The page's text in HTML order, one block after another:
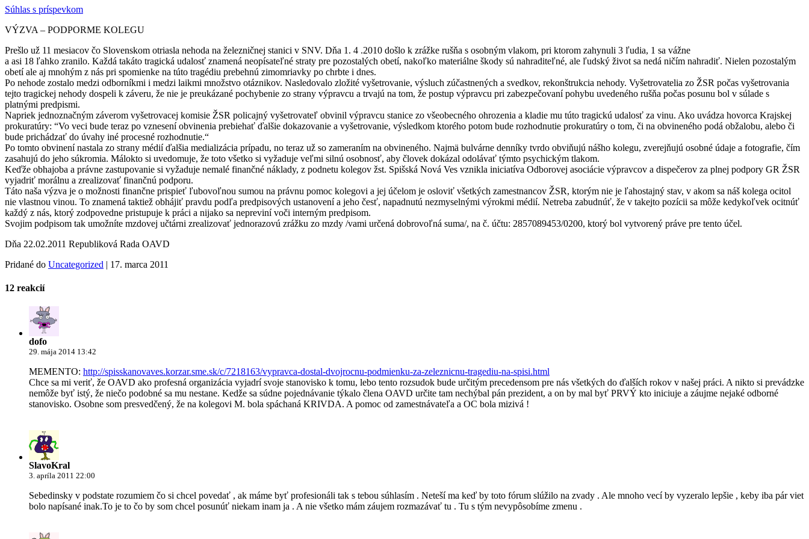
Súhlas s príspevkom
VÝZVA – PODPORME KOLEGU
Prešlo už 11 mesiacov čo Slovenskom otriasla nehoda na železničnej stanici v SNV. Dňa 1. 4 .2010 došlo k zrážke rušňa s osobným vlakom, pri ktorom zahynuli 3 ľudia, 1 sa vážne
a asi 18 ľahko zranilo. Každá takáto tragická udalosť znamená neopísateľné straty pre pozostalých obetí, nakoľko materiálne škody sú nahraditeľné, ale ľudský život sa nedá ničím nahradiť. Nielen pozostalým
obetí ale aj mnohým z nás pri spomienke na túto tragédiu prebehnú zimomriavky po chrbte i dnes.
Po nehode zostalo medzi odborníkmi i medzi laikmi množstvo otáznikov. Nasledovalo zložité vyšetrovanie, výsluch zúčastnených a svedkov, rekonštrukcia nehody. Vyšetrovatelia zo ŽSR počas vyšetrovania
tejto tragickej nehody dospeli k záveru, že nie je preukázané pochybenie zo strany výpravcu a trvajú na tom, že postup výpravcu pri zabezpečovaní pohybu uvedeného rušňa počas posunu bol v súlade s
platnými predpismi.
Napriek jednoznačným záverom vyšetrovacej komisie ŽSR policajný vyšetrovateľ obvinil výpravcu stanice zo všeobecného ohrozenia a kladie mu túto tragickú udalosť za vinu. Ako uvádza hovorca Krajskej
prokuratúry: “Vo veci bude teraz po vznesení obvinenia prebiehať ďalšie dokazovanie a vyšetrovanie, výsledkom ktorého potom bude rozhodnutie prokuratúry o tom, či na obvineného podá obžalobu, alebo či
bude prichádzať do úvahy iné procesné rozhodnutie.“
Po tomto obvinení nastala zo strany médií ďalšia medializácia prípadu, no teraz už so zameraním na obvineného. Najmä bulvárne denníky tvrdo obviňujú nášho kolegu, zverejňujú osobné údaje a fotografie, čím
zasahujú do jeho súkromia. Málokto si uvedomuje, že toto všetko si vyžaduje veľmi silnú osobnosť, aby človek dokázal odolávať týmto psychickým tlakom.
Keďže obhajoba a právne zastupovanie si vyžaduje nemalé finančné náklady, z podnetu kolegov žst. Spišská Nová Ves vznikla iniciatíva Odborovej asociácie výpravcov a dispečerov za plnej podpory GR ŽSR
vyjadriť morálnu a zrealizovať finančnú podporu.
Táto naša výzva je o možnosti finančne prispieť ľubovoľnou sumou na právnu pomoc kolegovi a jej účelom je osloviť všetkých zamestnancov ŽSR, ktorým nie je ľahostajný stav, v akom sa náš kolega ocitol
nie vlastnou vinou. To znamená taktiež obhájiť pravdu podľa predpisových ustanovení a jeho česť, napadnutú nezmyselnými výrokmi médií. Netreba zabudnúť, že v takejto pozícii sa môže kedykoľvek ocitnúť
každý z nás, ktorý zodpovedne pristupuje k práci a nijako sa nepreviní voči interným predpisom.
Svojim podpisom tak umožníte mzdovej učtárni zrealizovať jednorazovú zrážku zo mzdy /vami určená dobrovoľná suma/, na č. účtu: 2857089453/0200, ktorý bol vytvorený práve pre tento účel.
Dňa 22.02.2011 Republiková Rada OAVD
Pridané do Uncategorized | 17. marca 2011
12 reakcií
dofo
29. mája 2014 13:42
MEMENTO: http://spisskanovaves.korzar.sme.sk/c/7218163/vypravca-dostal-dvojrocnu-podmienku-za-zeleznicnu-tragediu-na-spisi.html
Chce sa mi veriť, že OAVD ako profesná organizácia vyjadrí svoje stanovisko k tomu, lebo tento rozsudok bude určitým precedensom pre nás všetkých do ďalších rokov v našej práci. A nikto si prevádzke
nemôže byť istý, že niečo podobné sa mu nestane. Kedže sa súdne pojednávanie týkalo člena OAVD určite tam nechýbal pán prezident, a on by mal byť PRVÝ kto iniciuje a záujme nejaké odborné
stanovisko. Osobne som presvedčený, že na kolegovi M. bola spáchaná KRIVDA. A pomoc od zamestnávateľa a OC bola mizivá !
SlavoKral
3. apríla 2011 22:00
Sebedinsky v podstate rozumiem čo si chcel povedať , ak máme byť profesionáli tak s tebou súhlasím . Neteší ma keď by toto fórum slúžilo na zvady . Ale mnoho vecí by vyzeralo lepšie , keby iba pár viet
bolo napísané inak.To je to čo by som chcel posunúť niekam inam ja . A nie všetko mám záujem rozmazávať tu . Tu s tým nevypôsobíme zmenu .